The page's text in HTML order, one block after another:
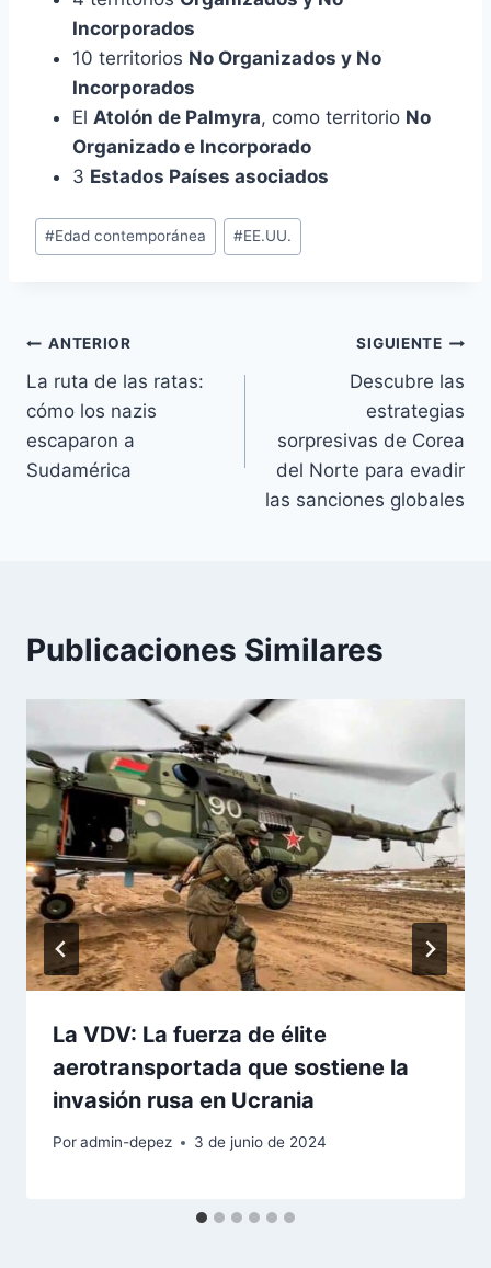
Incorporados
10 territorios No Organizados y No
Incorporados
El Atolón de Palmyra, como territorio No
Organizado e Incorporado
3 Estados Países asociados
Etiquetas
de
#Edad contemporánea #EE.UU.
Navegación
de
entradas
ANTERIOR
La ruta de las ratas:
cómo los nazis
escaparon a
Sudamérica
SIGUIENTE
Descubre las
estrategias
sorpresivas de Corea
del Norte para evadir
las sanciones globales
Publicaciones Similares
La VDV: La fuerza de élite
aerotransportada que sostiene la
invasión rusa en Ucrania
Poradmin-depez 3 de junio de 2024